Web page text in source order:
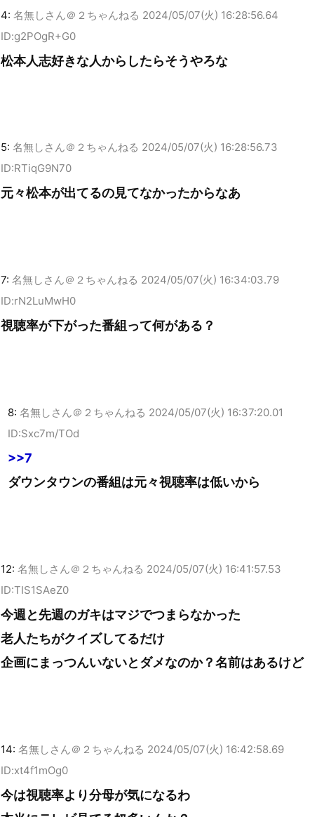
4: 名無しさん＠２ちゃんねる 2024/05/07(火) 16:28:56.64
ID:g2POgR+G0
松本人志好きな人からしたらそうやろな
5: 名無しさん＠２ちゃんねる 2024/05/07(火) 16:28:56.73
ID:RTiqG9N70
元々松本が出てるの見てなかったからなあ
7: 名無しさん＠２ちゃんねる 2024/05/07(火) 16:34:03.79
ID:rN2LuMwH0
視聴率が下がった番組って何がある？
8: 名無しさん＠２ちゃんねる 2024/05/07(火) 16:37:20.01
ID:Sxc7m/TOd
>>7
ダウンタウンの番組は元々視聴率は低いから
12: 名無しさん＠２ちゃんねる 2024/05/07(火) 16:41:57.53
ID:TIS1SAeZ0
今週と先週のガキはマジでつまらなかった
老人たちがクイズしてるだけ
企画にまっつんいないとダメなのか？名前はあるけど
14: 名無しさん＠２ちゃんねる 2024/05/07(火) 16:42:58.69
ID:xt4f1mOg0
今は視聴率より分母が気になるわ